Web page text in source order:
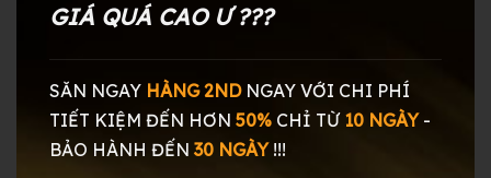
GIÁ QUÁ CAO Ư ???
SĂN NGAY HÀNG 2NDNGAY VỚI CHI PHÍ
TIẾT KIỆM ĐẾN HƠN 50% CHỈ TỪ 10 NGÀY-
BẢO HÀNH ĐẾN 30 NGÀY!!!